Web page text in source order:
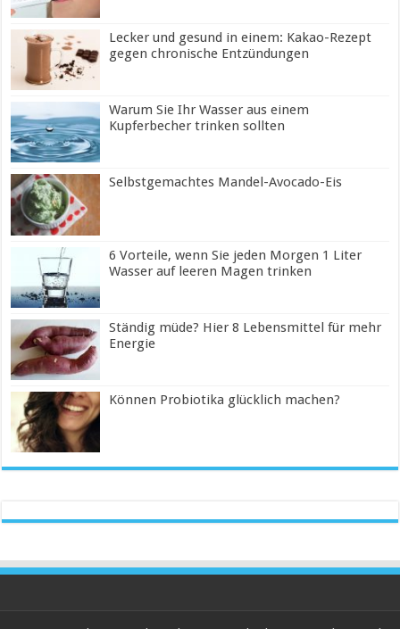
Lecker und gesund in einem: Kakao-Rezept
gegen chronische Entzündungen
Warum Sie Ihr Wasser aus einem
Kupferbecher trinken sollten
Selbstgemachtes Mandel-Avocado-Eis
6 Vorteile, wenn Sie jeden Morgen 1 Liter
Wasser auf leeren Magen trinken
Ständig müde? Hier 8 Lebensmittel für mehr
Energie
Können Probiotika glücklich machen?